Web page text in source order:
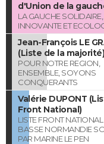
d'Union de la
LA GAUCHE SOLIDAIRE,
INNOVANTE ET
Jean-François LE
(Liste de la majorité)
POUR NOTRE REGION,
ENSEMBLE, SOYONS
CONQUERANTS
Valérie DUPONT
Front National)
LISTE FRONT
BASSE NORMANDIE
PAR MARINE LE PEN